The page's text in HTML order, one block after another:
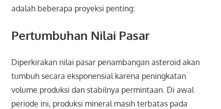
adalah beberapa proyeksi penting:
Pertumbuhan Nilai Pasar
Diperkirakan nilai pasar penambangan asteroid akan
tumbuh secara eksponensial karena peningkatan
volume produksi dan stabilnya permintaan. Di awal
periode ini, produksi mineral masih terbatas pada